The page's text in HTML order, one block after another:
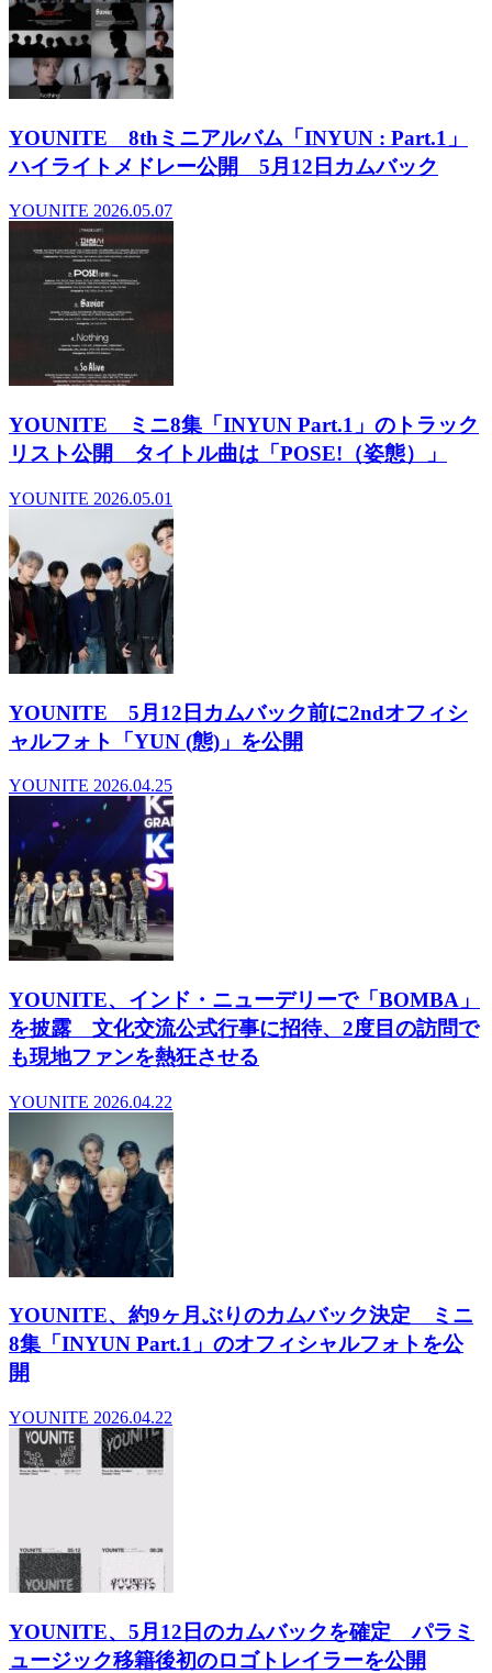
YOUNITE 8thミニアルバム「INYUN : Part.1」
ハイライトメドレー公開 5月12日カムバック
YOUNITE 2026.05.07
YOUNITE ミニ8集「INYUN Part.1」のトラック
リスト公開 タイトル曲は「POSE!（姿態）」
YOUNITE 2026.05.01
YOUNITE 5月12日カムバック前に2ndオフィシ
ャルフォト「YUN (態)」を公開
YOUNITE 2026.04.25
YOUNITE、インド・ニューデリーで「BOMBA」
を披露 文化交流公式行事に招待、2度目の訪問で
も現地ファンを熱狂させる
YOUNITE 2026.04.22
YOUNITE、約9ヶ月ぶりのカムバック決定 ミニ
8集「INYUN Part.1」のオフィシャルフォトを公
開
YOUNITE 2026.04.22
YOUNITE、5月12日のカムバックを確定 パラミ
ュージック移籍後初のロゴトレイラーを公開